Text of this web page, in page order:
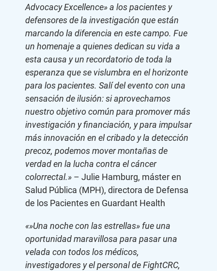
Advocacy Excellence» a los pacientes y
defensores de la investigación que están
marcando la diferencia en este campo. Fue
un homenaje a quienes dedican su vida a
esta causa y un recordatorio de toda la
esperanza que se vislumbra en el horizonte
para los pacientes. Salí del evento con una
sensación de ilusión: si aprovechamos
nuestro objetivo común para promover más
investigación y financiación, y para impulsar
más innovación en el cribado y la detección
precoz, podemos mover montañas de
verdad en la lucha contra el cáncer
colorrectal.» – Julie Hamburg, máster en
Salud Pública (MPH), directora de Defensa
de los Pacientes en Guardant Health
«»Una noche con las estrellas» fue una
oportunidad maravillosa para pasar una
velada con todos los médicos,
investigadores y el personal de FightCRC,